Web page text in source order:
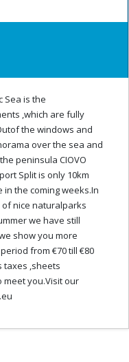
Sea is the
,which are fully
the windows and
over the sea and
peninsula CIOVO
Split is only 10km
the coming weeks.In
nice naturalparks
we have still
show you more
from €70 till €80
taxes ,sheets
meet you.Visit our